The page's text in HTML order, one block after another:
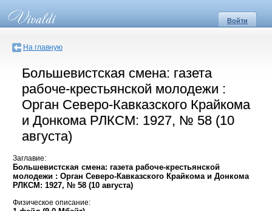
Войти
На главную
Большевистская смена: газета
рабоче-крестьянской молодежи :
Орган Северо-Кавказского Крайкома
и Донкома РЛКСМ: 1927, № 58 (10
августа)
Заглавие:
Большевистская смена: газета рабоче-крестьянской
молодежи : Орган Северо-Кавказского Крайкома и Донкома
РЛКСМ: 1927, № 58 (10 августа)
Физическое описание: